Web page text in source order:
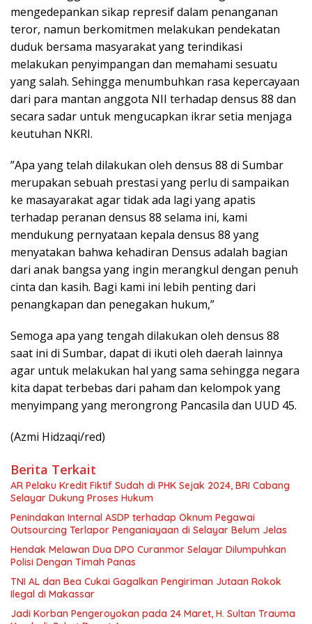
mengedepankan sikap represif dalam penanganan
teror, namun berkomitmen melakukan pendekatan
duduk bersama masyarakat yang terindikasi
melakukan penyimpangan dan memahami sesuatu
yang salah. Sehingga menumbuhkan rasa kepercayaan
dari para mantan anggota NII terhadap densus 88 dan
secara sadar untuk mengucapkan ikrar setia menjaga
keutuhan NKRI.
”Apa yang telah dilakukan oleh densus 88 di Sumbar
merupakan sebuah prestasi yang perlu di sampaikan
ke masayarakat agar tidak ada lagi yang apatis
terhadap peranan densus 88 selama ini, kami
mendukung pernyataan kepala densus 88 yang
menyatakan bahwa kehadiran Densus adalah bagian
dari anak bangsa yang ingin merangkul dengan penuh
cinta dan kasih. Bagi kami ini lebih penting dari
penangkapan dan penegakan hukum,”
Semoga apa yang tengah dilakukan oleh densus 88
saat ini di Sumbar, dapat di ikuti oleh daerah lainnya
agar untuk melakukan hal yang sama sehingga negara
kita dapat terbebas dari paham dan kelompok yang
menyimpang yang merongrong Pancasila dan UUD 45.
(Azmi Hidzaqi/red)
Berita Terkait
AR Pelaku Kredit Fiktif Sudah di PHK Sejak 2024, BRI Cabang
Selayar Dukung Proses Hukum
Penindakan Internal ASDP terhadap Oknum Pegawai
Outsourcing Terlapor Penganiayaan di Selayar Belum Jelas
Hendak Melawan Dua DPO Curanmor Selayar Dilumpuhkan
Polisi Dengan Timah Panas
TNI AL dan Bea Cukai Gagalkan Pengiriman Jutaan Rokok
Ilegal di Makassar
Jadi Korban Pengeroyokan pada 24 Maret, H. Sultan Trauma